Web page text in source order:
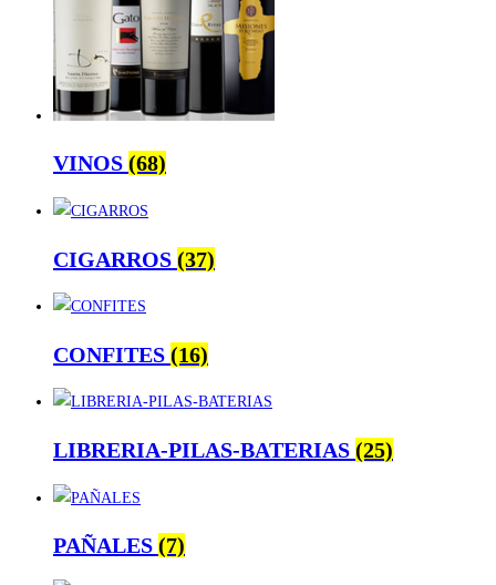
VINOS (68)
CIGARROS (37)
CONFITES (16)
LIBRERIA-PILAS-BATERIAS (25)
PAÑALES (7)